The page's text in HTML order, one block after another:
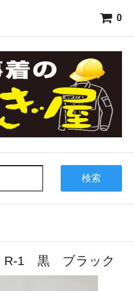
0
検索
R-1 黒 ブラック